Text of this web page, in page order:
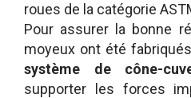
roues de la catégorie
Pour assurer la bonne
moyeux ont été
système de cône-
supporter les forces